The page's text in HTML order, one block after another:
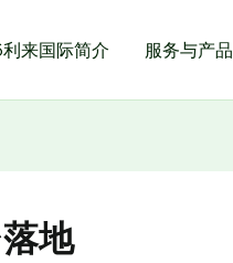
来国际简介 服务与产品
地